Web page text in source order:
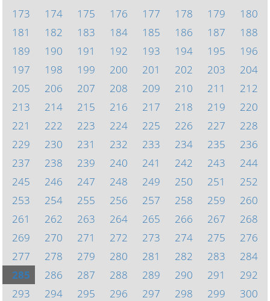
173
174 175 176 177 178 179
180
181
182 183 184 185 186 187
188
189
190 191 192 193 194 195
196
197
198 199 200 201 202 203
204
205
206 207 208 209 210 211
212
213
214 215 216 217 218 219
220
221
222 223 224 225 226 227
228
229
230 231 232 233 234 235
236
237
238 239 240 241 242 243
244
245
246 247 248 249 250 251
252
253
254 255 256 257 258 259
260
261
262 263 264 265 266 267
268
269
270 271 272 273 274 275
276
277
278 279 280 281 282 283
284
285
286 287 288 289 290 291
292
293
294 295 296 297 298 299
300